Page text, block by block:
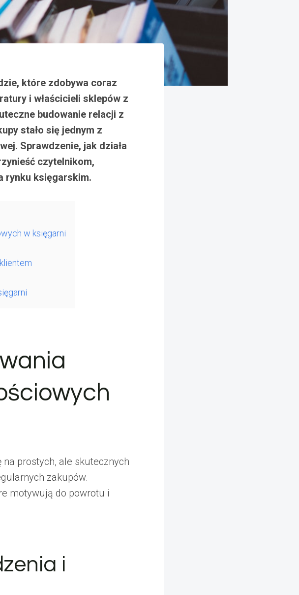
które zdobywa coraz
i właścicieli sklepów z
budowanie relacji z
stało się jednym z
Sprawdzenie, jak działa
czytelnikom,
rynku księgarskim.
w księgarni
prostych, ale skutecznych
zakupów.
motywują do powrotu i
i